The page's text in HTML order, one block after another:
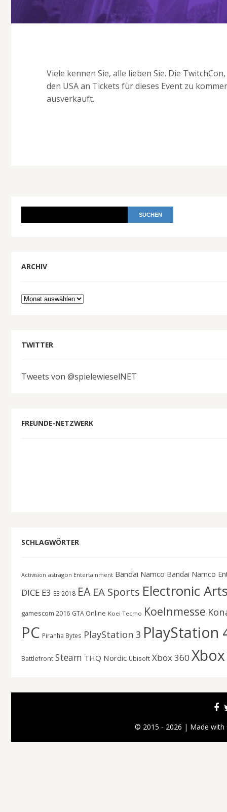
Viele kennen Sie, alle lieben Sie. Die
den USA an Tickets für dieses Event zu
ausverkauft.
ARCHIV
Archiv
TWITTER
Tweets von @spielewieselNET
FREUNDE-NETZWERK
SCHLAGWÖRTER
Activision astragon Entertainment Bandai Namco Bandai Namco
DICE E3 E3 2018 EA EA Sports Electronic
gamescom 2016 GTA Online Koei Tecmo Koelnmesse
PC Piranha Bytes PlayStation 3 PlayStation
Battlefront Steam THQ Nordic Ubisoft Xbox 360
© 2015 - 2026 | Made